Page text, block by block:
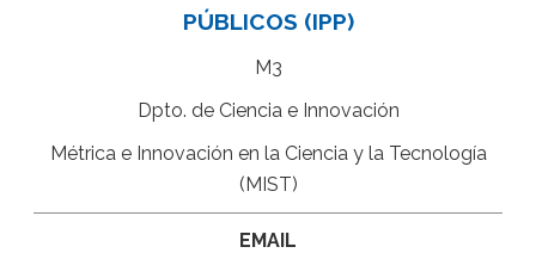
PÚBLICOS (IPP)
M3
Dpto. de Ciencia e Innovación
Métrica e Innovación en la Ciencia y la Tecnología
(MIST)
EMAIL